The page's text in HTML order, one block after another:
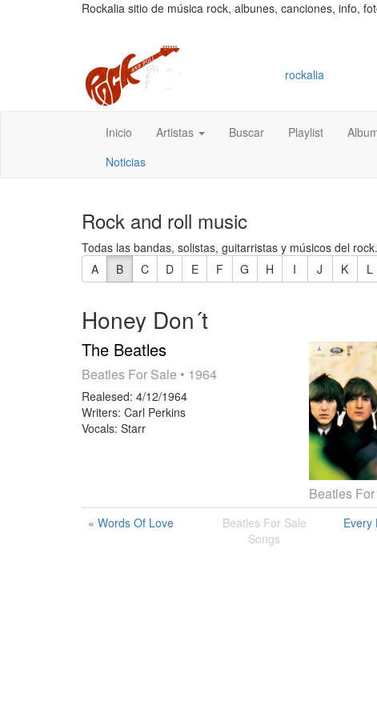
Rockalia sitio de música rock, albunes, canciones, info,
rockalia
Inicio Artistas Buscar Playlist
Noticias
Rock and roll music
Todas las bandas, solistas, guitarristas y músicos del rock.
A
B C D E F G H I J K L
Honey Don´t
The Beatles
Beatles For Sale • 1964
Realesed: 4/12/1964
Writers: Carl Perkins
Vocals: Starr
Beatles
« Words Of Love
Beatles For Sale
Songs
Every